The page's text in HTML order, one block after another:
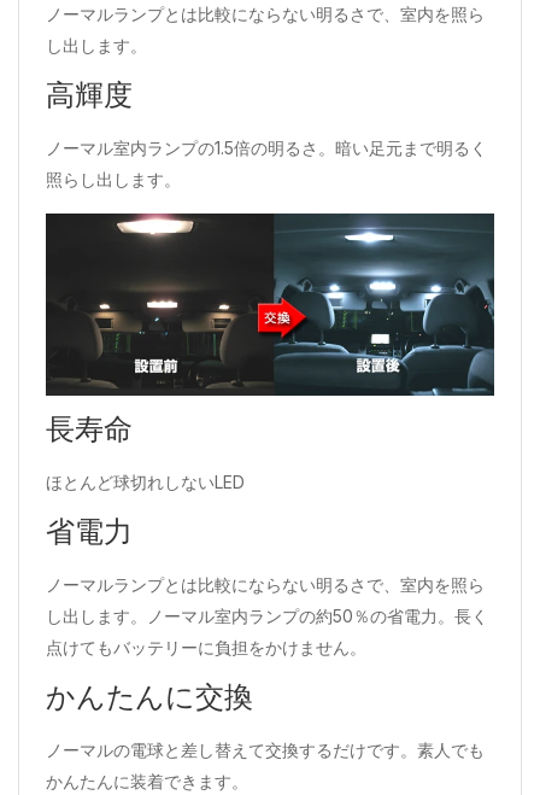
ノーマルランプとは比較にならない明るさで、室内を照ら
し出します。
高輝度
ノーマル室内ランプの1.5倍の明るさ。暗い足元まで明るく
照らし出します。
長寿命
ほとんど球切れしないLED
省電力
ノーマルランプとは比較にならない明るさで、室内を照ら
し出します。ノーマル室内ランプの約50％の省電力。長く
点けてもバッテリーに負担をかけません。
かんたんに交換
ノーマルの電球と差し替えて交換するだけです。素人でも
かんたんに装着できます。